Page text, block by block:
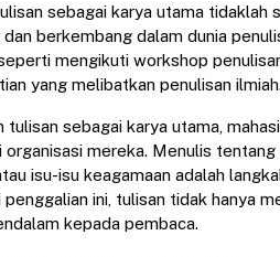
sebagai karya utama tidaklah
berkembang dalam dunia
mengikuti workshop
yang melibatkan penulisan ilmiah.
tulisan sebagai karya utama,
mereka. Menulis
isu-isu keagamaan adalah
ini, tulisan tidak hanya
kepada pembaca.